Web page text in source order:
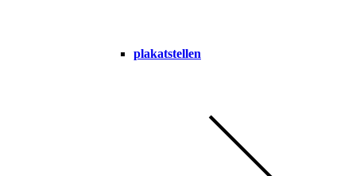
plakatstellen